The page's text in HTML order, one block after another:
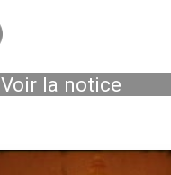
Voir la notice